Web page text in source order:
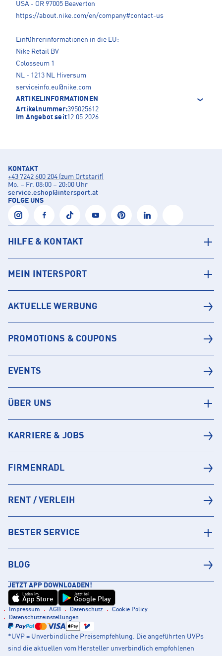
USA - OR 97005 Beaverton
https://about.nike.com/en/company#contact-us
Einführerinformationen in die EU:
Nike Retail BV
Colosseum 1
NL - 1213 NL Hiversum
serviceinfo.eu@nike.com
ARTIKELINFORMATIONEN
Artikelnummer:395025612
Im Angebot seit12.05.2026
KONTAKT
+43 7242 600 204 (zum Ortstarif)
Mo. – Fr. 08:00 – 20:00 Uhr
service.eshop@intersport.at
FOLGE UNS
HILFE & KONTAKT
MEIN INTERSPORT
AKTUELLE WERBUNG
PROMOTIONS & COUPONS
EVENTS
ÜBER UNS
KARRIERE & JOBS
FIRMENRADL
RENT / VERLEIH
BESTER SERVICE
BLOG
JETZT APP DOWNLOADEN!
Laden im
App Store
Jetzt bei
Google Play
Impressum AGB Datenschutz
Cookie Policy
Datenschutzeinstellungen
*UVP = Unverbindliche Preisempfehlung. Die angeführten UVPs
sind die aktuellen vom Hersteller unverbindlich empfohlenen